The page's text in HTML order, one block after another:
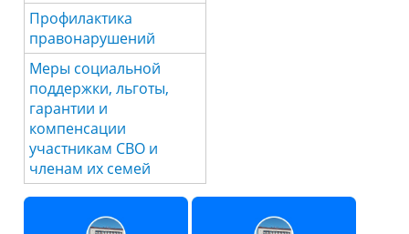
Профилактика
правонарушений
Меры социальной
поддержки, льготы,
гарантии и
компенсации
участникам СВО и
членам их семей